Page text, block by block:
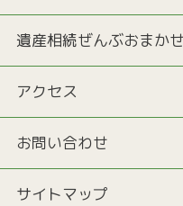
遺産相続ぜんぶおまか
アクセス
お問い合わせ
サイトマップ